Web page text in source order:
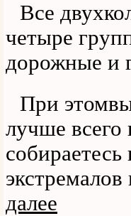
Все
четыре
дорожные и
При
лучше
собираетесь
далее